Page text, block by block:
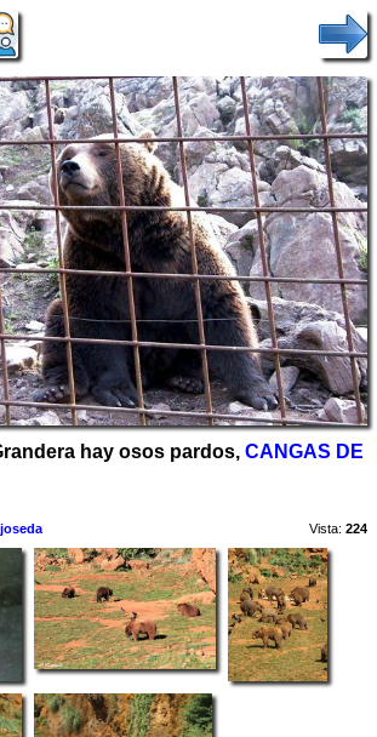
hay osos pardos, CANGAS DE
joseda Vista: 224